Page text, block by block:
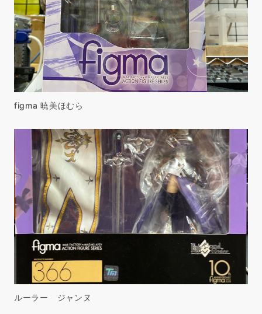
figma 暁美ほむら
ルーラー ジャンヌ